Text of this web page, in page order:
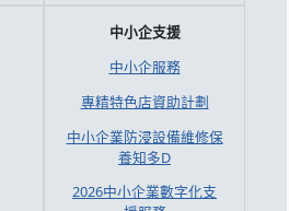
中小企支援
中小企服務
專精特色店資助計劃
中小企業防浸設備維修保
養知多D
2026中小企業數字化支